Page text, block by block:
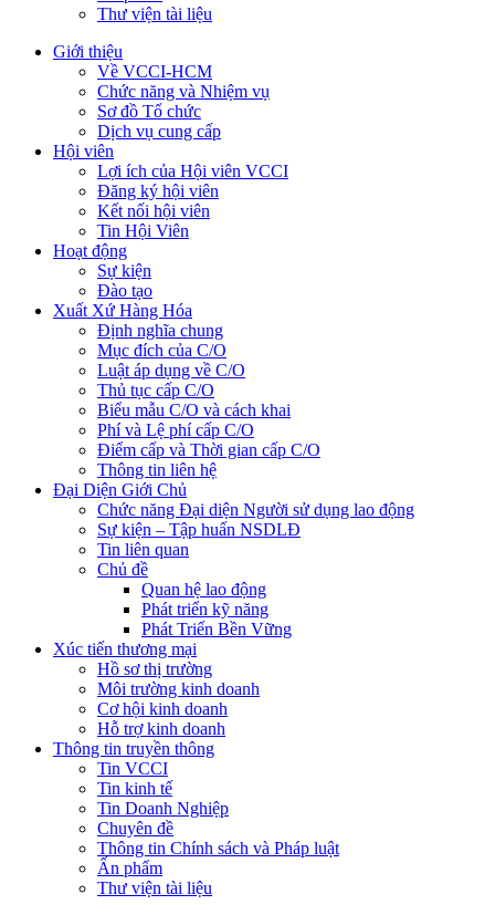
Thư viện tài liệu
Giới thiệu
Về VCCI-HCM
Chức năng và Nhiệm vụ
Sơ đồ Tổ chức
Dịch vụ cung cấp
Hội viên
Lợi ích của Hội viên VCCI
Đăng ký hội viên
Kết nối hội viên
Tin Hội Viên
Hoạt động
Sự kiện
Đào tạo
Xuất Xứ Hàng Hóa
Định nghĩa chung
Mục đích của C/O
Luật áp dụng về C/O
Thủ tục cấp C/O
Biểu mẫu C/O và cách khai
Phí và Lệ phí cấp C/O
Điểm cấp và Thời gian cấp C/O
Thông tin liên hệ
Đại Diện Giới Chủ
Chức năng Đại diện Người sử dụng lao động
Sự kiện – Tập huấn NSDLĐ
Tin liên quan
Chủ đề
Quan hệ lao động
Phát triển kỹ năng
Phát Triển Bền Vững
Xúc tiến thương mại
Hồ sơ thị trường
Môi trường kinh doanh
Cơ hội kinh doanh
Hỗ trợ kinh doanh
Thông tin truyền thông
Tin VCCI
Tin kinh tế
Tin Doanh Nghiệp
Chuyên đề
Thông tin Chính sách và Pháp luật
Ấn phẩm
Thư viện tài liệu